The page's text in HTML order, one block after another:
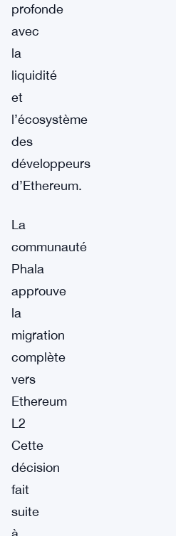
profonde
avec
la
liquidité
et
l’écosystème
des
développeurs
d’Ethereum.
La
communauté
Phala
approuve
la
migration
complète
vers
Ethereum
L2
Cette
décision
fait
suite